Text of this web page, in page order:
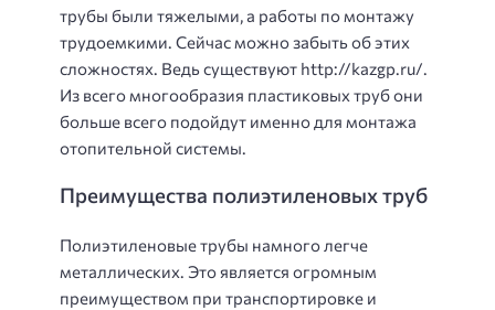
трубы были тяжелыми, а работы по монтажу
трудоемкими. Сейчас можно забыть об этих
сложностях. Ведь существуют http://kazgp.ru/.
Из всего многообразия пластиковых труб они
больше всего подойдут именно для монтажа
отопительной системы.
Преимущества полиэтиленовых труб
Полиэтиленовые трубы намного легче
металлических. Это является огромным
преимуществом при транспортировке и